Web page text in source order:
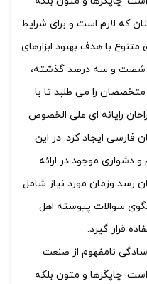
که لازم است و برای شرایط
متنوع با هدف بهبود ابزارهای
شصت و سه درصد گذشته،
را می طلبد تا با
رایانه ای علی الخصوص
فارسی ایجاد کرد. در این
موجود در ارائه
رسد وزمان مورد نیاز شامل
سوالات پیوسته اهل
قرار گیرد.
نامفهوم از صنعت
چاپگرها و متون بلکه